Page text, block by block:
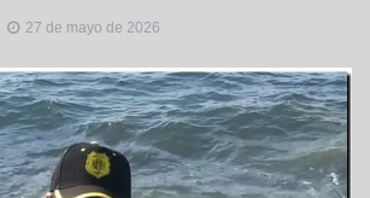
27 de mayo de 2026